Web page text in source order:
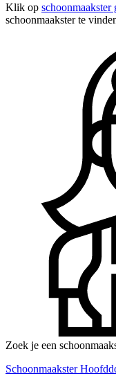
Klik op schoonmaakster
schoonmaakster te
Zoek je een
Schoonmaakster